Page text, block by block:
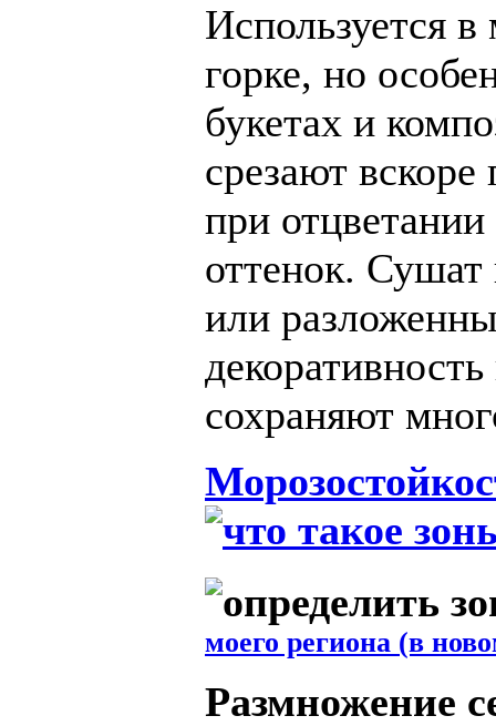
Используется
горке, но
букетах и
срезают
при
оттенок.
или
сохраняют
моего региона (в
Размножение